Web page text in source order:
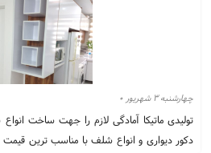
تولیدی ماتیکا آمادگی لازم را جهت ساخت
دکور دیواری و انواع شلف با مناسب ترین
چهارشنبه ۳ شهریور ۰